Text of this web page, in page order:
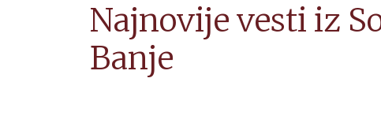
Najnovije vesti iz
Banje